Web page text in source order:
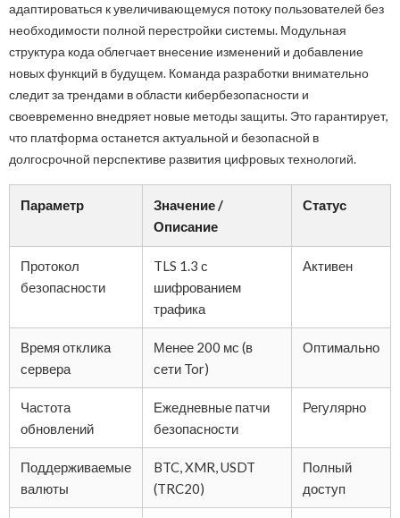
адаптироваться к увеличивающемуся потоку пользователей без
необходимости полной перестройки системы. Модульная
структура кода облегчает внесение изменений и добавление
новых функций в будущем. Команда разработки внимательно
следит за трендами в области кибербезопасности и
своевременно внедряет новые методы защиты. Это гарантирует,
что платформа останется актуальной и безопасной в
долгосрочной перспективе развития цифровых технологий.
Параметр
Значение /
Описание
Статус
Протокол
безопасности
TLS 1.3 с
шифрованием
трафика
Активен
Время отклика
сервера
Менее 200 мс (в
сети Tor)
Оптимально
Частота
обновлений
Ежедневные патчи
безопасности
Регулярно
Поддерживаемые
валюты
BTC, XMR, USDT
(TRC20)
Полный
доступ